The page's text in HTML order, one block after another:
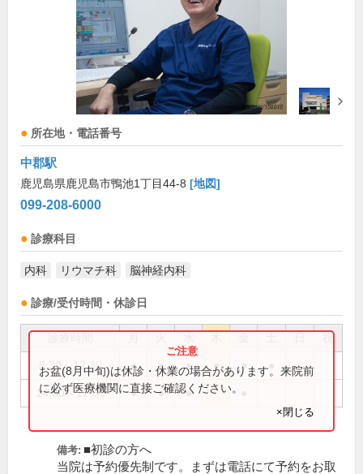
所在地・電話番号
中郡駅
鹿児島県鹿児島市鴨池1丁目44-8 [地図]
099-208-6000
診療科目
内科 リウマチ科 脳神経内科
診療/受付時間・休診日
祝
8:30～12:30 ● ● ● ● ●
14:30～17:30 ● ● ●
お盆(8月中旬)は休診・休業の場合があります。来院前
に必ず医療機関に直接ご確認ください。
×閉じる
備考: ■初診の方へ
当院は予約優先制です。まずは電話にて予約をお取